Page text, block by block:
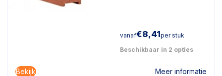
vanaf€8,41per stuk
Beschikbaar in 2 opties
Bekijk Meer informatie